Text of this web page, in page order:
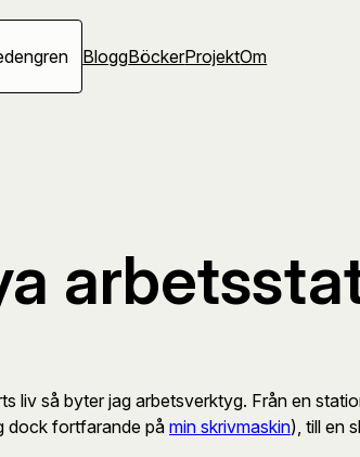
BloggBöckerProjektOm
liv så byter jag arbetsverktyg. Från en
dock fortfarande på min skrivmaskin), till en